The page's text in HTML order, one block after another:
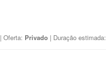
| Oferta: Privado | Duração estimada: